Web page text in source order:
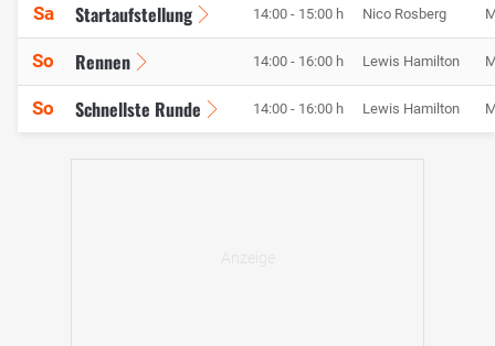
Sa Startaufstellung 14:00 - 15:00 h Nico Rosberg
So Rennen 14:00 - 16:00 h Lewis Hamilton
So Schnellste Runde 14:00 - 16:00 h Lewis Hamilton